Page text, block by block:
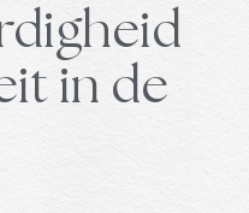
in de